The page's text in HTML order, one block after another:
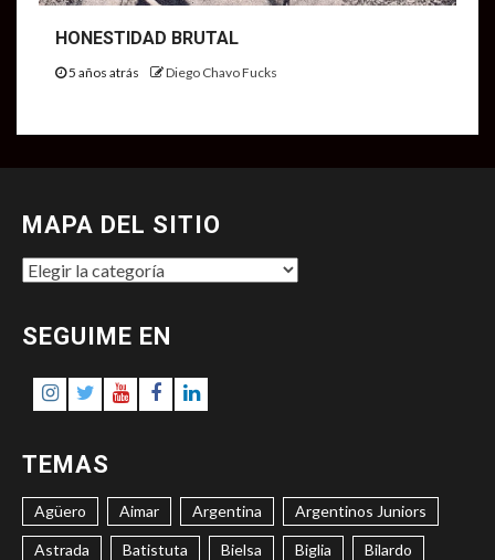
HONESTIDAD BRUTAL
5 años atrás Diego Chavo Fucks
MAPA DEL SITIO
MAPA
SITIO
SEGUIME EN
Instagram
TwitterYoutubeFacebookLinkedIn
TEMAS
Agüero Aimar Argentina Argentinos Juniors
Astrada Batistuta Bielsa Biglia Bilardo